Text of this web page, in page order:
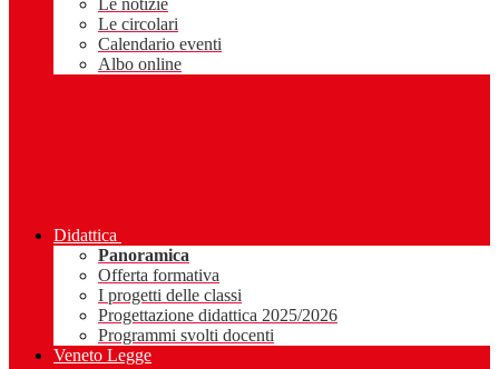
Le notizie
Le circolari
Calendario eventi
Albo online
Didattica
Panoramica
Offerta formativa
I progetti delle classi
Progettazione didattica 2025/2026
Programmi svolti docenti
Veneto Legge